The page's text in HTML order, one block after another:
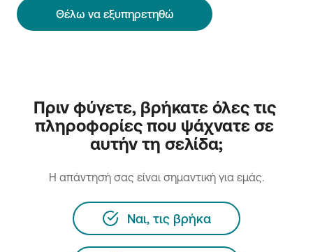
Θέλω να εξυπηρετηθώ
Πριν φύγετε, βρήκατε όλες τις
πληροφορίες που ψάχνατε σε
αυτήν τη σελίδα;
H απάντησή σας είναι σημαντική για εμάς.
Ναι, τις βρήκα